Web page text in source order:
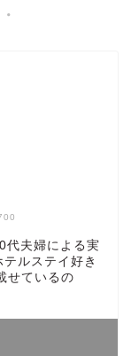
代夫婦による実
ルステイ好き
せているの